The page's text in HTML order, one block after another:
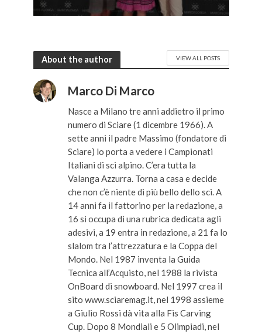
About the author VIEW ALL POSTS
Marco Di Marco
Nasce a Milano tre anni addietro il primo
numero di Sciare (1 dicembre 1966). A
sette anni il padre Massimo (fondatore di
Sciare) lo porta a vedere i Campionati
Italiani di sci alpino. C’era tutta la
Valanga Azzurra. Torna a casa e decide
che non c’è niente di più bello dello sci. A
14 anni fa il fattorino per la redazione, a
16 si occupa di una rubrica dedicata agli
adesivi, a 19 entra in redazione, a 21 fa lo
slalom tra l’attrezzatura e la Coppa del
Mondo. Nel 1987 inventa la Guida
Tecnica all’Acquisto, nel 1988 la rivista
OnBoard di snowboard. Nel 1997 crea il
sito www.sciaremag.it, nel 1998 assieme
a Giulio Rossi dà vita alla Fis Carving
Cup. Dopo 8 Mondiali e 5 Olimpiadi, nel